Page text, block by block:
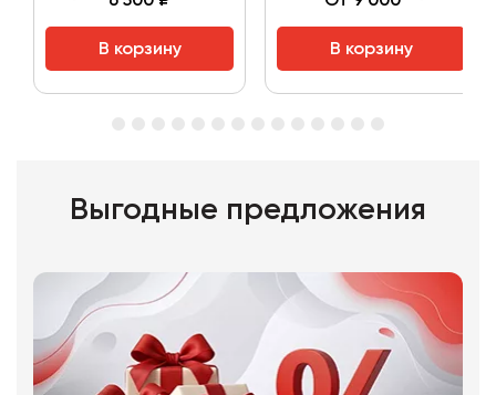
В корзину В корзину
Выгодные предложения